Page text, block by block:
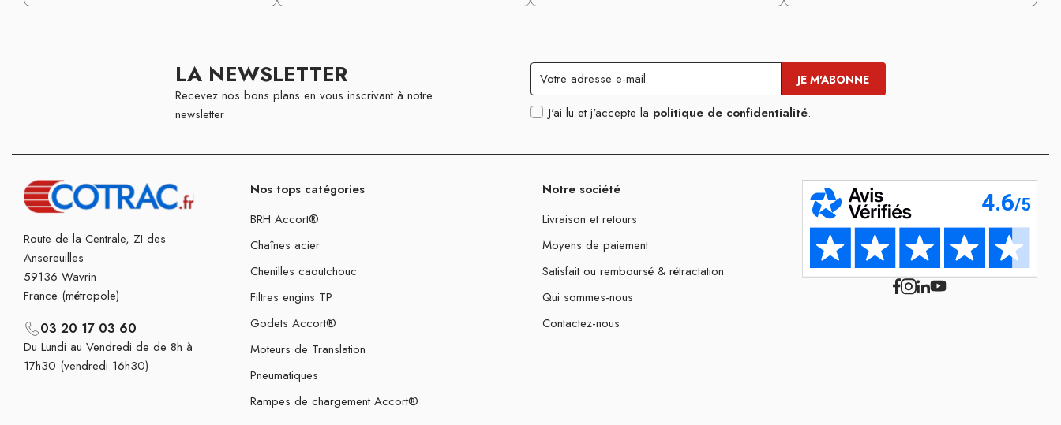
LA NEWSLETTER
Recevez nos bons plans en vous inscrivant à notre
newsletter
J'ai lu et j'accepte la politique de confidentialité.
Route de la Centrale, ZI des
Ansereuilles
59136 Wavrin
France (métropole)
03 20 17 03 60
Du Lundi au Vendredi de de 8h à
17h30 (vendredi 16h30)
Nos tops catégories
BRH Accort®
Chaînes acier
Chenilles caoutchouc
Filtres engins TP
Godets Accort®
Moteurs de Translation
Pneumatiques
Rampes de chargement Accort®
Notre société
Livraison et retours
Moyens de paiement
Satisfait ou remboursé & rétractation
Qui sommes-nous
Contactez-nous